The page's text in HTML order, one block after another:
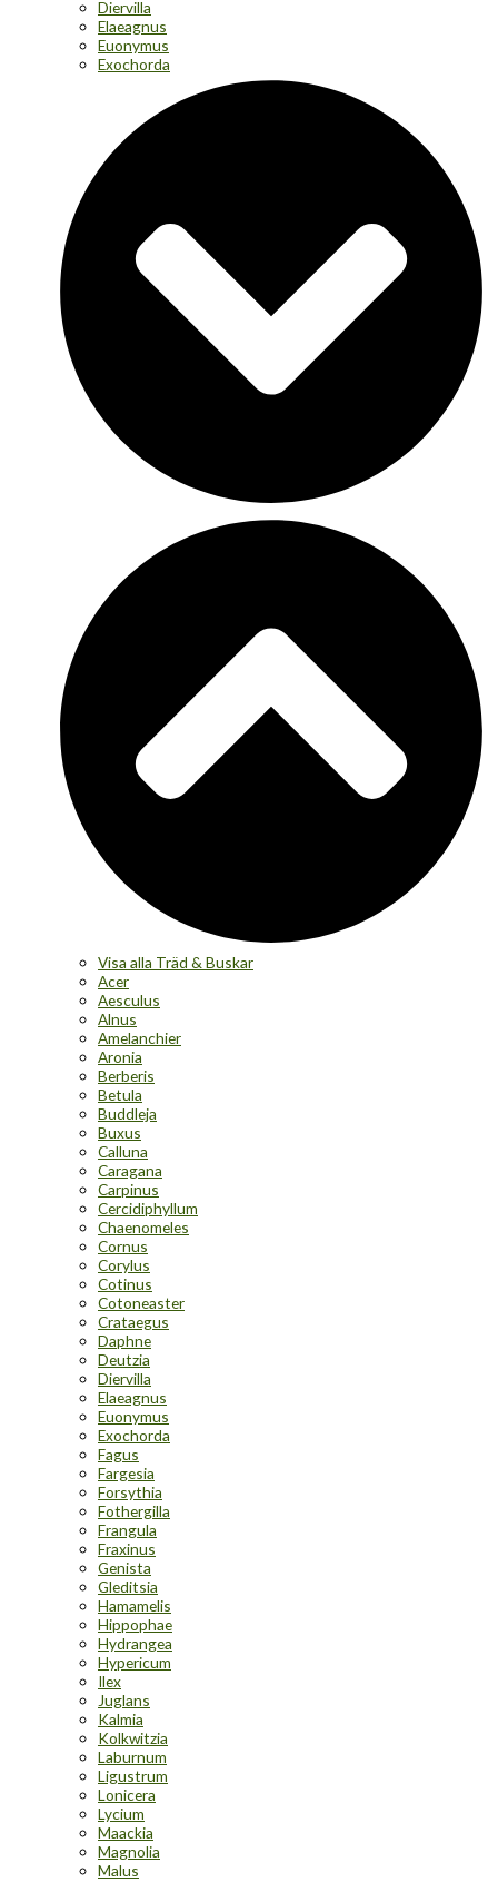
Diervilla
Elaeagnus
Euonymus
Exochorda
Visa alla Träd & Buskar
Acer
Aesculus
Alnus
Amelanchier
Aronia
Berberis
Betula
Buddleja
Buxus
Calluna
Caragana
Carpinus
Cercidiphyllum
Chaenomeles
Cornus
Corylus
Cotinus
Cotoneaster
Crataegus
Daphne
Deutzia
Diervilla
Elaeagnus
Euonymus
Exochorda
Fagus
Fargesia
Forsythia
Fothergilla
Frangula
Fraxinus
Genista
Gleditsia
Hamamelis
Hippophae
Hydrangea
Hypericum
Ilex
Juglans
Kalmia
Kolkwitzia
Laburnum
Ligustrum
Lonicera
Lycium
Maackia
Magnolia
Malus